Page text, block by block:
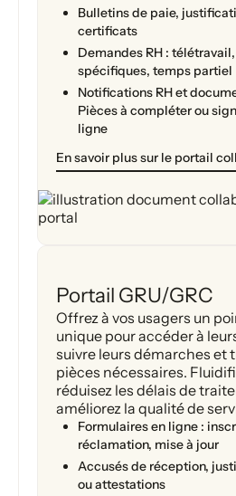
Bulletins de paie,
certificats
Demandes RH :
spécifiques, temps partiel
Notifications RH et
Pièces à compléter ou
ligne
En savoir plus sur le portail
Portail GRU/GRC
Offrez à vos usagers un
unique pour accéder à
suivre leurs démarches et
pièces nécessaires.
réduisez les délais de
améliorez la qualité de
Formulaires en ligne :
réclamation, mise à jour
Accusés de réception,
ou attestations